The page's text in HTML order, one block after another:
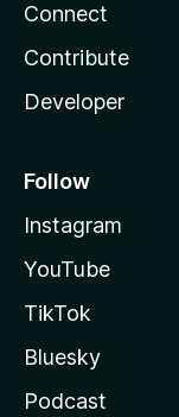
Connect
Contribute
Developer
Follow
Instagram
YouTube
TikTok
Bluesky
Podcast